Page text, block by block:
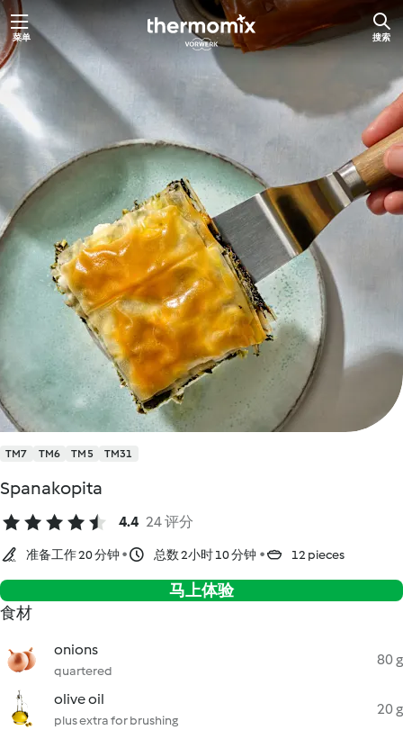
跳
至
内
容
菜单 搜索
TM7 TM6 TM5 TM31
Spanakopita
4.4 24 评分
准备工作 20 分钟 总数 2小时 10 分钟 12 pieces
马上体验
食材
onions
quartered
80 g
olive oil
plus extra for brushing
20 g